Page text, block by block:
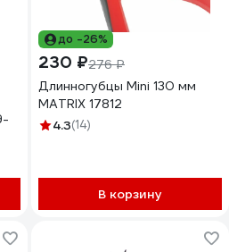
до -26%
230 ₽276 ₽
Длинногубцы Mini 130 мм
MATRIX 17812
4.3(14)
В корзину